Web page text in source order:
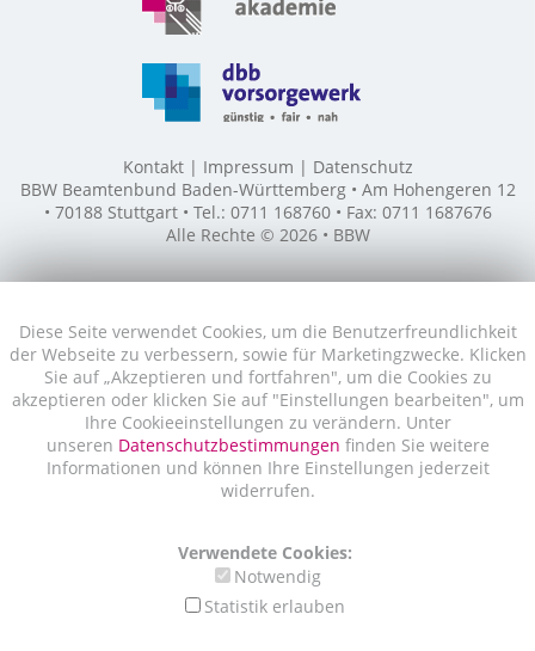
Diese Seite verwendet Cookies, um die Benutzerfreundlichkeit
der Webseite zu verbessern, sowie für Marketingzwecke. Klicken
Sie auf „Akzeptieren und fortfahren", um die Cookies zu
akzeptieren oder klicken Sie auf "Einstellungen bearbeiten", um
Ihre Cookieeinstellungen zu verändern. Unter
unseren Datenschutzbestimmungen finden Sie weitere
Informationen und können Ihre Einstellungen jederzeit
widerrufen.
Verwendete Cookies:
Notwendig
Statistik erlauben
Kontakt Impressum
Datenschutz
BBW Beamtenbund Baden-Württemberg • Am Hohengeren 12
• 70188 Stuttgart • Tel.: 0711 168760 • Fax: 0711 1687676
Alle Rechte © 2026 • BBW